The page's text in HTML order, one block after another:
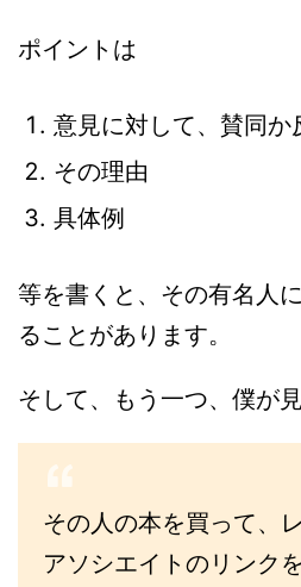
ポイントは
意見に対して、賛同か
その理由
具体例
等を書くと、その有名人
ることがあります。
そして、もう一つ、僕が
その人の本を買って、
アソシエイトのリンク